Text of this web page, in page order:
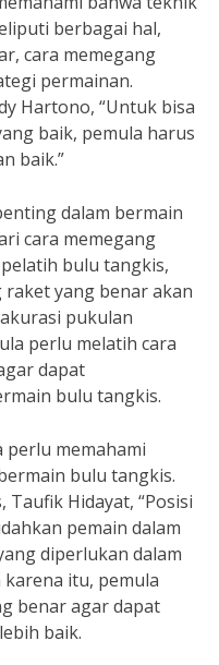
berbagai hal,
cara memegang
permainan.
Hartono, “Untuk bisa
baik, pemula harus
baik.”
dalam bermain
cara memegang
bulu tangkis,
raket yang benar akan
pukulan
perlu melatih cara
dapat
bulu tangkis.
perlu memahami
bulu tangkis.
Hidayat, “Posisi
pemain dalam
diperlukan dalam
itu, pemula
benar agar dapat
baik.